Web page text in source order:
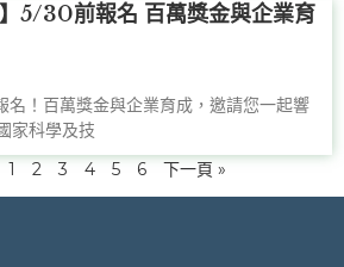
5/30前報名 百萬獎金與企業育
！百萬獎金與企業育成，邀請您一起響
家科學及技
1 2 3 4 5 6 下一頁 »